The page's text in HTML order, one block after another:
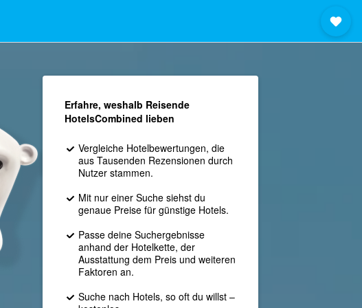
Erfahre, weshalb Reisende
HotelsCombined lieben
Vergleiche Hotelbewertungen, die
aus Tausenden Rezensionen durch
Nutzer stammen.
Mit nur einer Suche siehst du
genaue Preise für günstige Hotels.
Passe deine Suchergebnisse
anhand der Hotelkette, der
Ausstattung dem Preis und weiteren
Faktoren an.
Suche nach Hotels, so oft du willst –